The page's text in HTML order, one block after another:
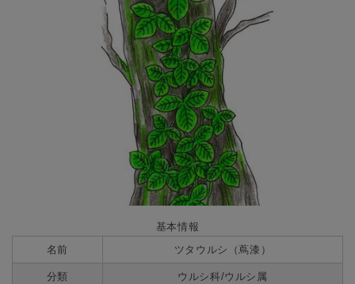
基本情報
名前
ツタウルシ（蔦漆）
分類 ウルシ科/ウルシ属